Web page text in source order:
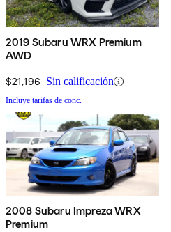
2019 Subaru WRX Premium
AWD
$21,196 Sin calificación
Incluye tarifas de conc.
2008 Subaru Impreza WRX
Premium